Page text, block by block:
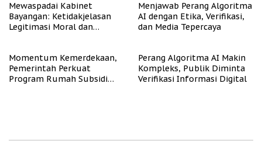
Mewaspadai Kabinet
Bayangan: Ketidakjelasan
Legitimasi Moral dan
Menjawab Perang Algoritma
AI dengan Etika, Verifikasi,
dan Media Tepercaya
Momentum Kemerdekaan,
Pemerintah Perkuat
Program Rumah Subsidi
Perang Algoritma AI Makin
Kompleks, Publik Diminta
Verifikasi Informasi Digital